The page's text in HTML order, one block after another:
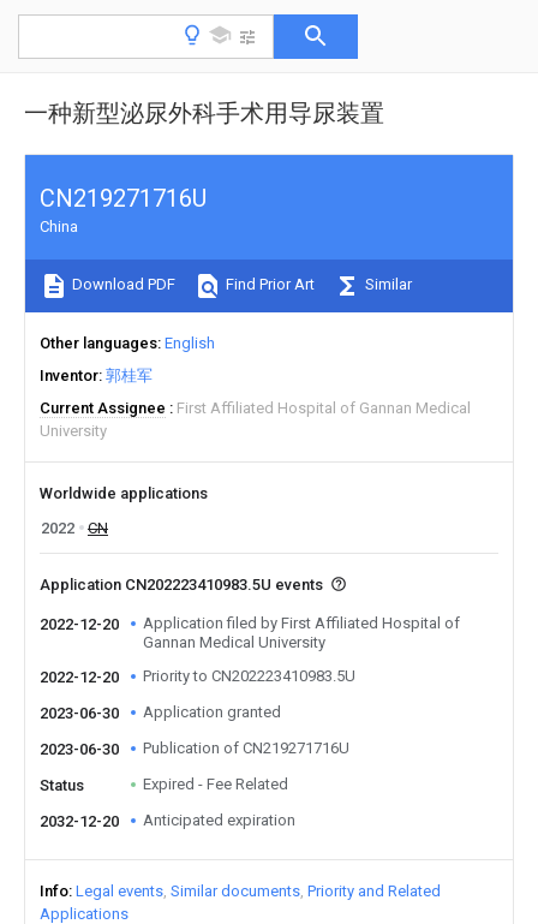
一种新型泌尿外科手术用导尿装置
CN219271716U
China
Download PDF Find Prior Art Similar
Other languages English
Inventor 郭桂军
Current Assignee
First Affiliated Hospital of Gannan Medical
University
Worldwide applications
2022
CN
Application CN202223410983.5U events
2022-12-20
Application filed by First Affiliated Hospital of
Gannan Medical University
2022-12-20
Priority to CN202223410983.5U
2023-06-30 Application granted
2023-06-30 Publication of CN219271716U
Status Expired - Fee Related
2032-12-20 Anticipated expiration
Info Legal events Similar documents Priority and Related
Applications